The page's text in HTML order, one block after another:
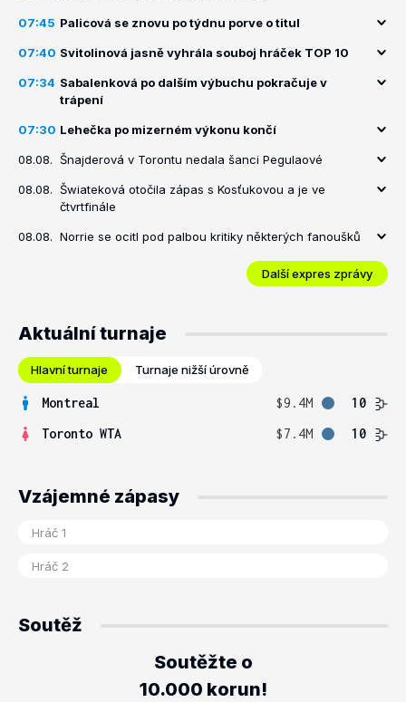
07:45 Palicová se znovu po týdnu porve o titul
07:40 Svitolinová jasně vyhrála souboj hráček TOP 10
07:34 Sabalenková po dalším výbuchu pokračuje v
trápení
07:30 Lehečka po mizerném výkonu končí
08.08. Šnajderová v Torontu nedala šanci Pegulaové
08.08. Šwiateková otočila zápas s Kosťukovou a je ve
čtvrtfinále
08.08. Norrie se ocitl pod palbou kritiky některých fanoušků
Další expres zprávy
Aktuální turnaje
Hlavní turnaje Turnaje nižší úrovně
Montreal $9.4M
10
Toronto WTA
$7.4M 10
Vzájemné zápasy
Soutěž
Soutěžte o
10.000 korun!